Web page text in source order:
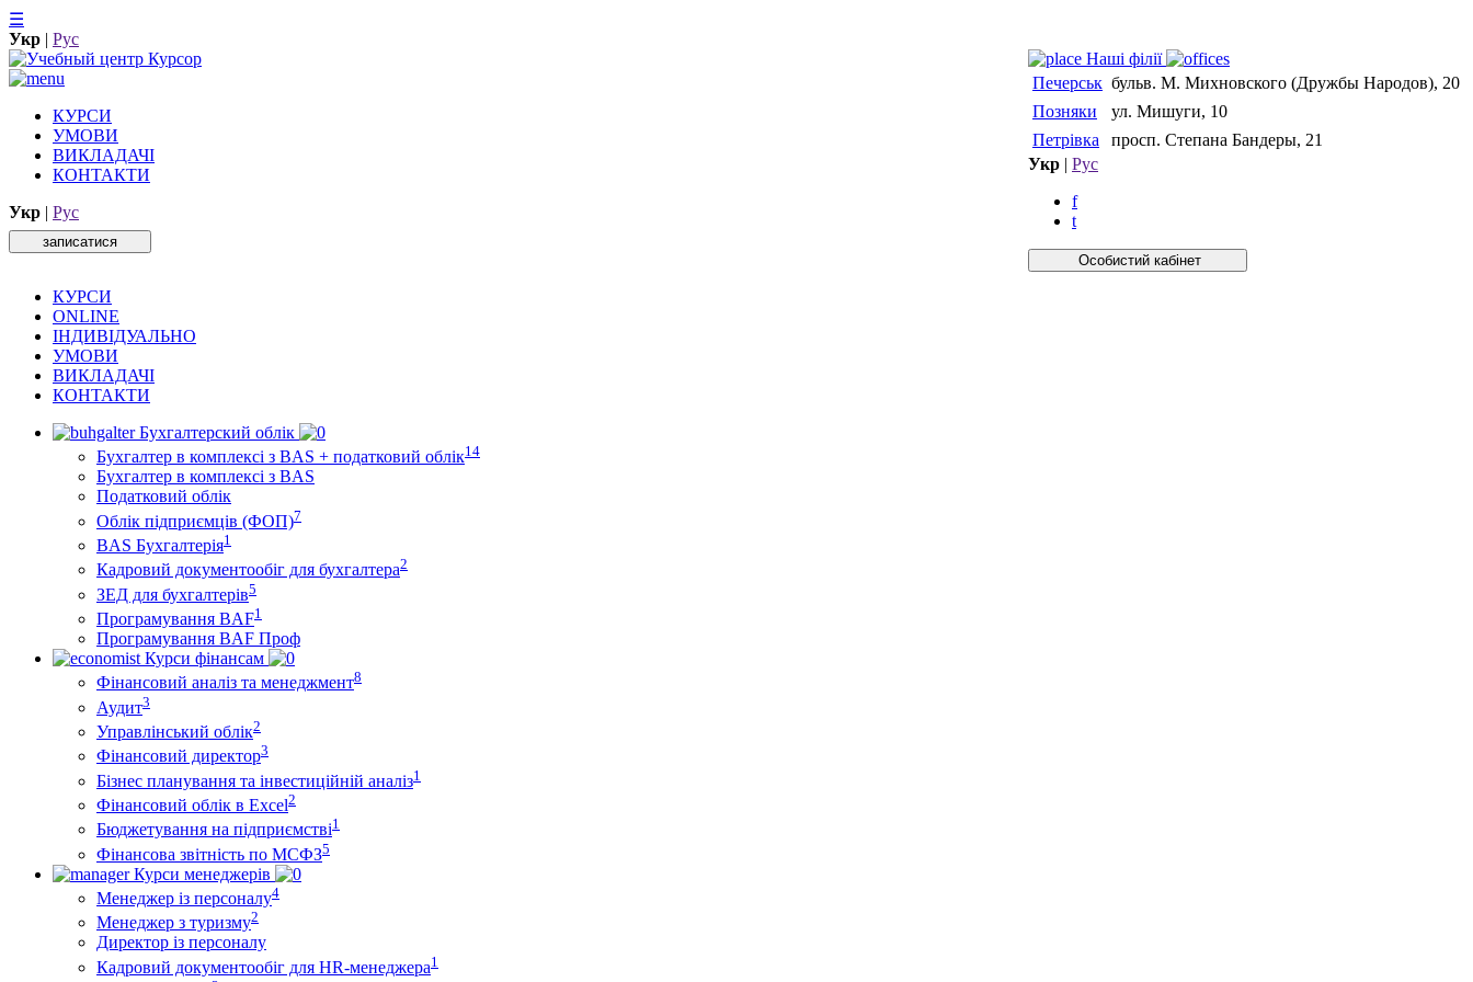
☰
Укр | Рус
Нашi фiлiї
Печерськ бульв. М. Михновского (Дружбы Народов), 20
Позняки
ул. Мишуги, 10
Петрівка
просп. Степана Бандеры, 21
Укр | Рус
f
t
Особистий кабiнет
КУРСИ
УМОВИ
ВИКЛАДАЧІ
КОНТАКТИ
Укр | Рус
записатися
КУРСИ
ONLINE
ІНДИВІДУАЛЬНО
УМОВИ
ВИКЛАДАЧІ
КОНТАКТИ
Бухгалтерский облік
Бухгалтер в комплексі з BAS + податковий облік14
Бухгалтер в комплексі з BAS
Податковий облік
Облік підприємців (ФОП)7
BAS Бухгалтерія1
Кадровий документообіг для бухгалтера2
ЗЕД для бухгалтерів5
Програмування BAF1
Програмування BAF Проф
Курси фінансам
Фінансовий аналіз та менеджмент8
Аудит3
Управлінський облік2
Фінансовий директор3
Бізнес планування та інвестиційній аналіз1
Фінансовий облiк в Excel2
Бюджетування на підприємстві1
Фінансова звітність по МСФЗ5
Курси менеджерів
Менеджер із персоналу4
Менеджер з туризму2
Директор iз персоналу
Кадровий документообіг для HR-менеджера1